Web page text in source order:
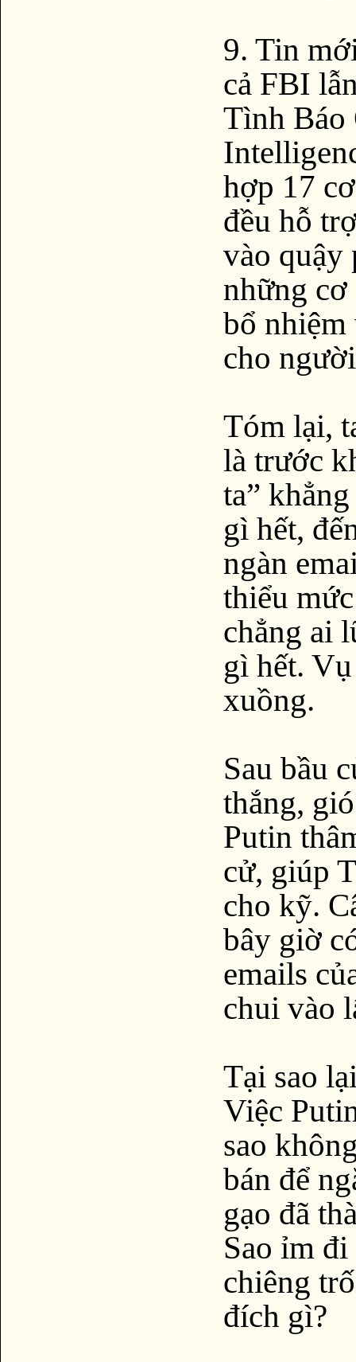
9. Tin
cả FBI
Tình Báo
hợp 17
đều hỗ
vào quậy
những cơ
bổ nhiệm
cho
Tóm lại,
là trước
ta”
gì hết,
ngàn
thiểu
chẳng ai
gì hết.
xuồng.
Sau bầu
thắng,
Putin
cử, giúp
cho kỹ.
bây giờ
emails
chui vào
Tại sao
Việc
sao
bán để
gạo đã
Sao ỉm
chiêng
đích gì?